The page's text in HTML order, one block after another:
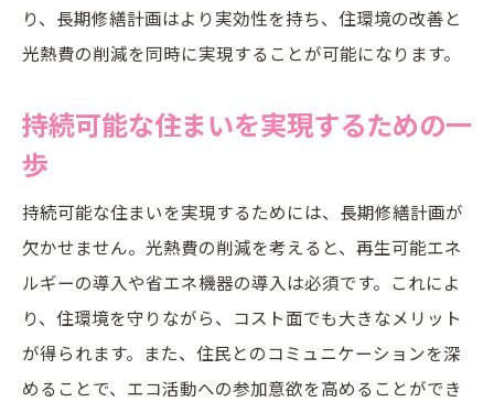
り、長期修繕計画はより実効性を持ち、住環境の改善と
光熱費の削減を同時に実現することが可能になります。
持続可能な住まいを実現するための一
歩
持続可能な住まいを実現するためには、長期修繕計画が
欠かせません。光熱費の削減を考えると、再生可能エネ
ルギーの導入や省エネ機器の導入は必須です。これによ
り、住環境を守りながら、コスト面でも大きなメリット
が得られます。また、住民とのコミュニケーションを深
めることで、エコ活動への参加意欲を高めることができ